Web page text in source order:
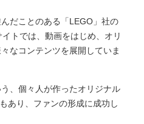
だことのある「LEGO」社の
トでは、動画をはじめ、オリ
なコンテンツを展開していま
、個々人が作ったオリジナル
あり、ファンの形成に成功し